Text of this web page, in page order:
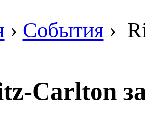
› События ›
Carlton